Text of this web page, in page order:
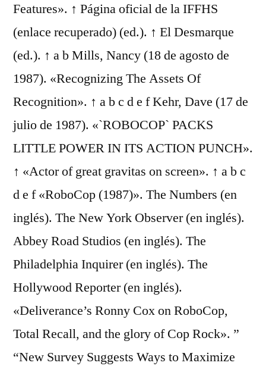
Features». ↑ Página oficial de la IFFHS
(enlace recuperado) (ed.). ↑ El Desmarque
(ed.). ↑ a b Mills, Nancy (18 de agosto de
1987). «Recognizing The Assets Of
Recognition». ↑ a b c d e f Kehr, Dave (17 de
julio de 1987). «`ROBOCOP` PACKS
LITTLE POWER IN ITS ACTION PUNCH».
↑ «Actor of great gravitas on screen». ↑ a b c
d e f «RoboCop (1987)». The Numbers (en
inglés). The New York Observer (en inglés).
Abbey Road Studios (en inglés). The
Philadelphia Inquirer (en inglés). The
Hollywood Reporter (en inglés).
«Deliverance’s Ronny Cox on RoboCop,
Total Recall, and the glory of Cop Rock». ”
“New Survey Suggests Ways to Maximize